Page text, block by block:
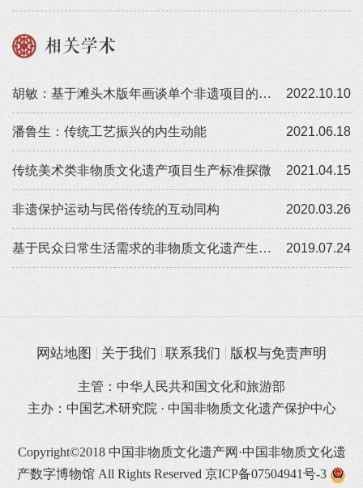
相关学术
2022.10.10
胡敏：基于滩头木版年画谈单个非遗项目的整体性保护
2021.06.18
潘鲁生：传统工艺振兴的内生动能
2021.04.15
传统美术类非物质文化遗产项目生产标准探微
2020.03.26
非遗保护运动与民俗传统的互动同构
2019.07.24
基于民众日常生活需求的非物质文化遗产生产性保护 ——以手工技艺类非物质文化遗产保护为中心
网站地图 关于我们 联系我们 版权与免责声明
主管：中华人民共和国文化和旅游部
主办：中国艺术研究院 · 中国非物质文化遗产保护中心
Copyright©2018 中国非物质文化遗产网·中国非物质文化遗
产数字博物馆 All Rights Reserved 京ICP备07504941号-3